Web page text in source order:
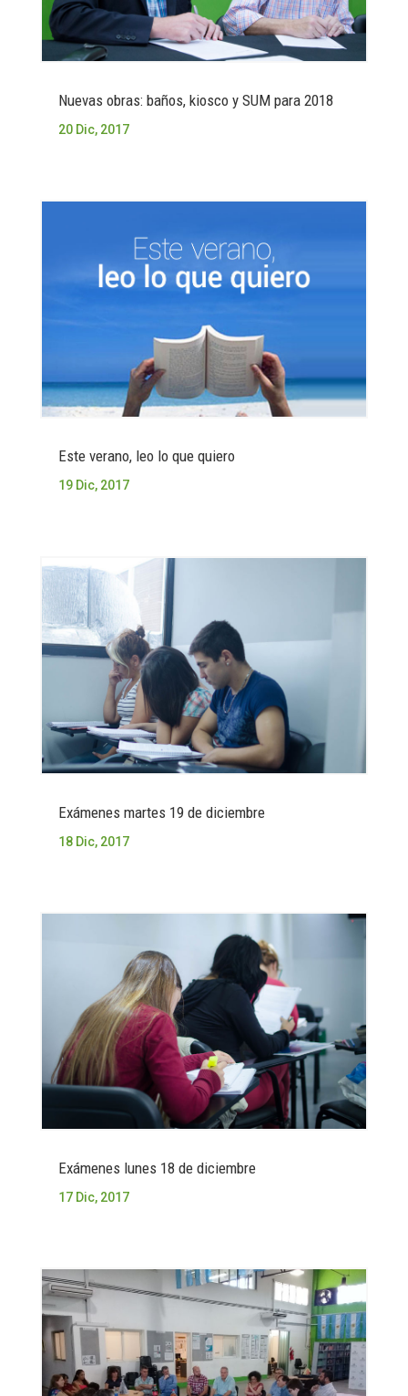
Nuevas obras: baños, kiosco y SUM para 2018
20 Dic, 2017
Este verano, leo lo que quiero
19 Dic, 2017
Exámenes martes 19 de diciembre
18 Dic, 2017
Exámenes lunes 18 de diciembre
17 Dic, 2017